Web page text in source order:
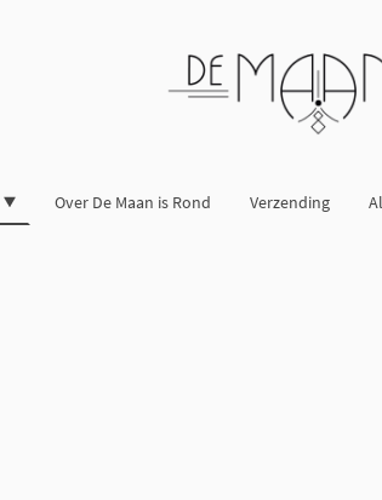
Over De Maan is Rond Verzending